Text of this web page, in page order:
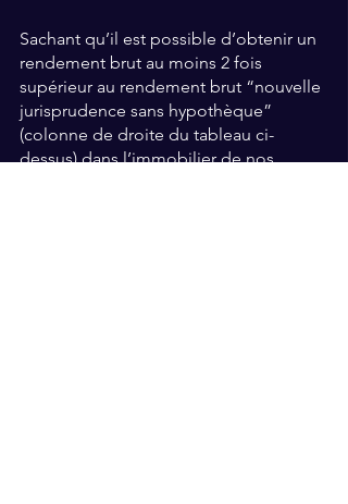
Sachant qu’il est possible d’obtenir un
rendement brut au moins 2 fois
supérieur au rendement brut “nouvelle
jurisprudence sans hypothèque”
(colonne de droite du tableau ci-
dessus) dans l’immobilier de nos